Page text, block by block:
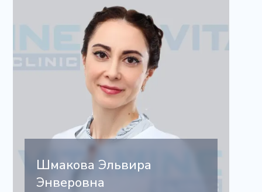
Шмакова Эльвира
Энверовна